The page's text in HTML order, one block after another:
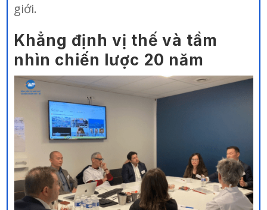
giới.
Khẳng định vị thế và tầm
nhìn chiến lược 20 năm